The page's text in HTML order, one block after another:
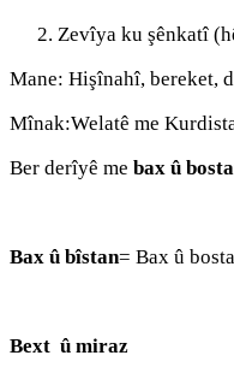
Zevîya ku şênkatî
Mane: Hişînahî, bereket,
Mînak:Welatê me
Ber derîyê me bax û
Bax û bîstan= Bax û
Bext û miraz